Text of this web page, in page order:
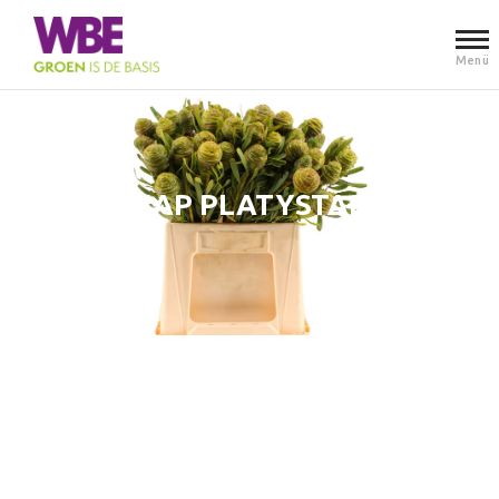
Menü
KAP PLATYSTAR